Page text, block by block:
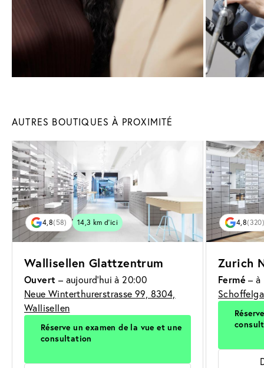
AUTRES BOUTIQUES À PROXIMITÉ
4,8(58) 14,3 km d’ici
Wallisellen Glattzentrum
Ouvert – aujourd'hui à 20:00
Neue Winterthurerstrasse 99, 8304,
Wallisellen
Réserve un examen de la vue et une
consultation
4,8
Zurich
Fermé – à